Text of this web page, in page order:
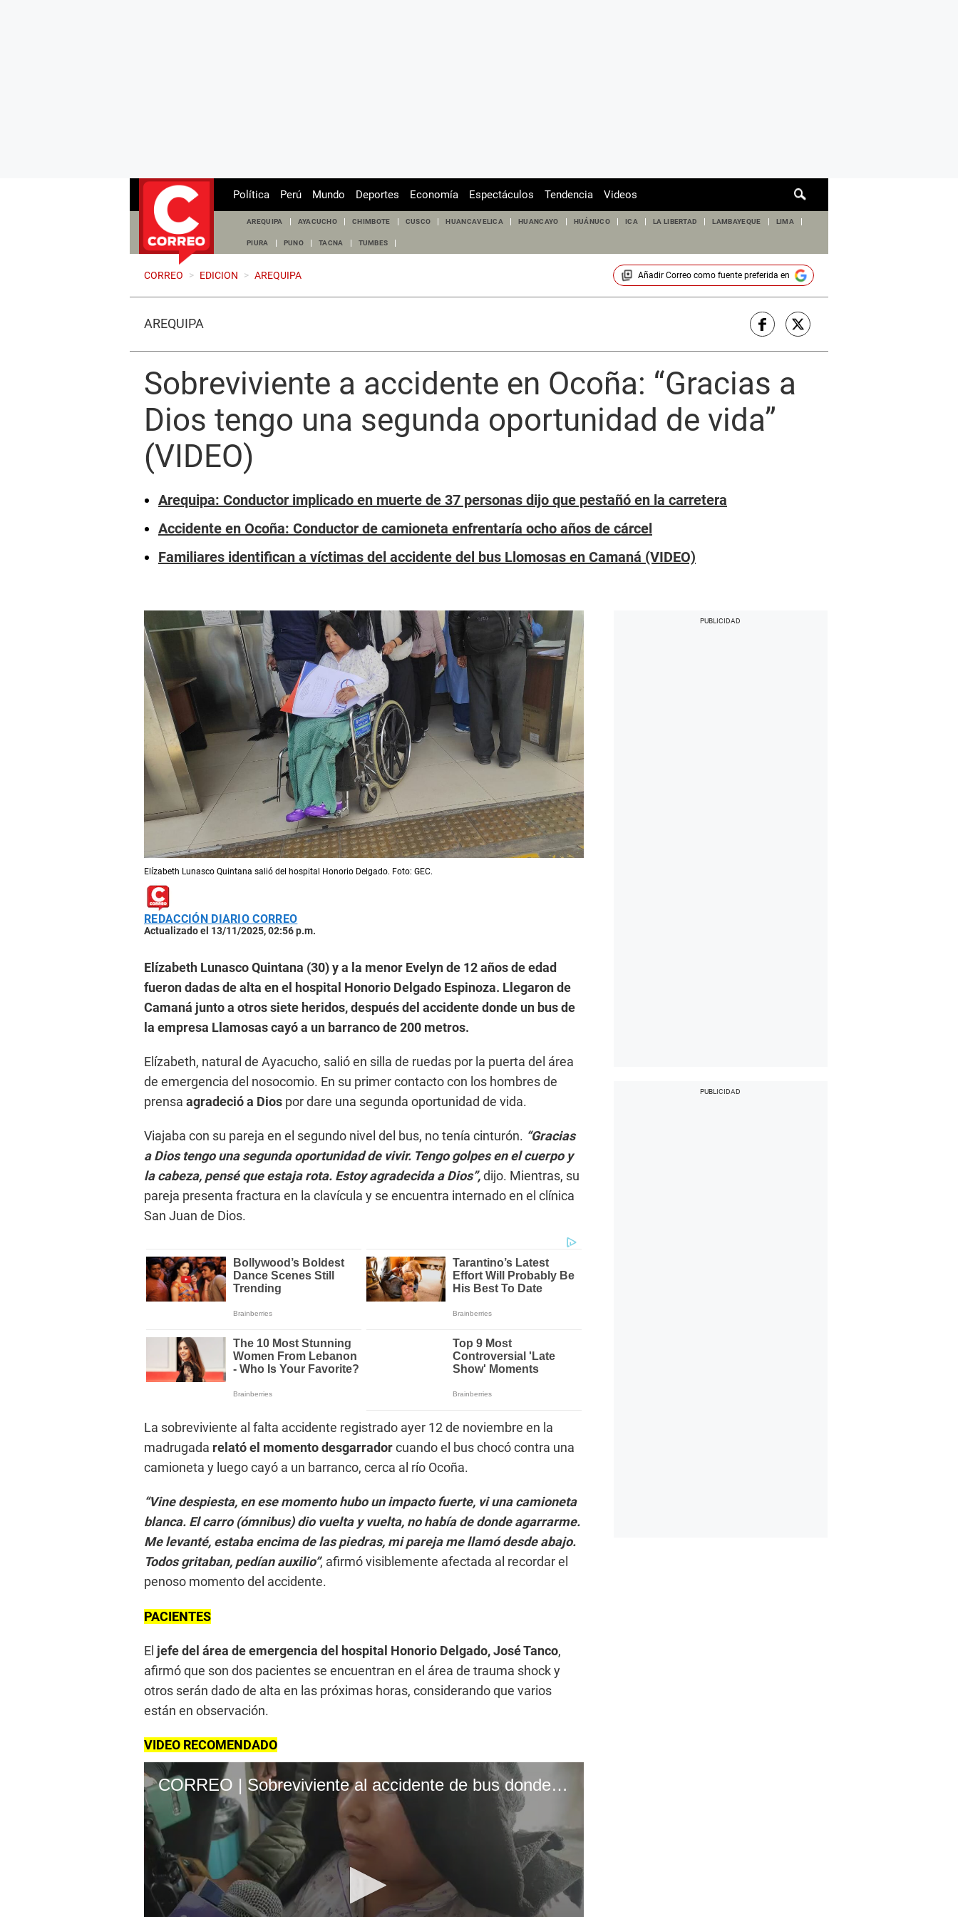
de
Política Perú Mundo Deportes Economía Espectáculos Tendencia Videos
AREQUIPA AYACUCHO CHIMBOTE CUSCO HUANCAVELICA HUANCAYO HUÁNUCO ICA LA LIBERTAD LAMBAYEQUE LIMA
PIURA PUNO TACNA TUMBES
CORREO > EDICION > AREQUIPA Añadir Correocomo fuente preferida en
AREQUIPA
Sobreviviente a accidente en Ocoña: “Gracias a
Dios tengo una segunda oportunidad de vida”
(VIDEO)
Arequipa: Conductor implicado en muerte de 37 personas dijo que pestañó en la carretera
Accidente en Ocoña: Conductor de camioneta enfrentaría ocho años de cárcel
Familiares identifican a víctimas del accidente del bus Llomosas en Camaná (VIDEO)
Elízabeth Lunasco Quintana salió del hospital Honorio Delgado. Foto: GEC.
REDACCIÓN DIARIO CORREO
Actualizado el 13/11/2025, 02:56 p.m.
Elízabeth Lunasco Quintana (30) y a la menor Evelyn de 12 años de edad
fueron dadas de alta en el hospital Honorio Delgado Espinoza. Llegaron de
Camaná junto a otros siete heridos, después del accidente donde un bus de
la empresa Llamosas cayó a un barranco de 200 metros.
Elízabeth, natural de Ayacucho, salió en silla de ruedas por la puerta del área
de emergencia del nosocomio. En su primer contacto con los hombres de
prensa agradeció a Dios por dare una segunda oportunidad de vida.
Viajaba con su pareja en el segundo nivel del bus, no tenía cinturón. “Gracias
a Dios tengo una segunda oportunidad de vivir. Tengo golpes en el cuerpo y
la cabeza, pensé que estaja rota. Estoy agradecida a Dios”,dijo. Mientras, su
pareja presenta fractura en la clavícula y se encuentra internado en el clínica
San Juan de Dios.
La sobreviviente al falta accidente registrado ayer 12 de noviembre en la
madrugada relató el momento desgarradorcuando el bus chocó contra una
camioneta y luego cayó a un barranco, cerca al río Ocoña.
“Vine despiesta, en ese momento hubo un impacto fuerte, vi una camioneta
blanca. El carro (ómnibus) dio vuelta y vuelta, no había de donde agarrarme.
Me levanté, estaba encima de las piedras, mi pareja me llamó desde abajo.
Todos gritaban, pedían auxilio”, afirmó visiblemente afectada al recordar el
penoso momento del accidente.
PACIENTES
El jefe del área de emergencia del hospital Honorio Delgado, José Tanco,
afirmó que son dos pacientes se encuentran en el área de trauma shock y
otros serán dado de alta en las próximas horas, considerando que varios
están en observación.
VIDEO RECOMENDADO
CORREO | Sobreviviente al accidente de bus donde murieron 37 personas